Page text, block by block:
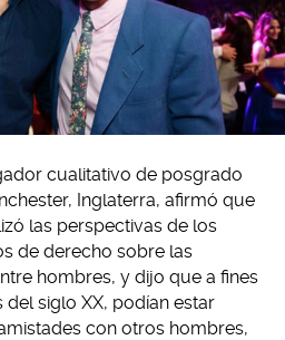
cualitativo de posgrado
Inglaterra, afirmó que
las perspectivas de los
de derecho sobre las
hombres, y dijo que a fines
siglo XX, podían estar
con otros hombres,